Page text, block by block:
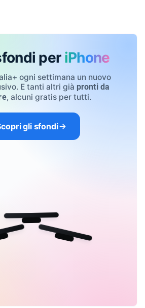
per iPhone
ogni settimana un nuovo
E tanti altri già pronti da
, alcuni gratis per tutti.
gli sfondi